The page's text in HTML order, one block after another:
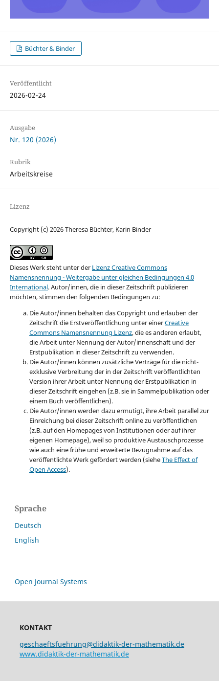
Büchter & Binder
Veröffentlicht
2026-02-24
Ausgabe
Nr. 120 (2026)
Rubrik
Arbeitskreise
Lizenz
Copyright (c) 2026 Theresa Büchter, Karin Binder
Dieses Werk steht unter der Lizenz Creative Commons
Namensnennung - Weitergabe unter gleichen Bedingungen 4.0
International.Autor/innen, die in dieser Zeitschrift publizieren
möchten, stimmen den folgenden Bedingungen zu:
Die Autor/innen behalten das Copyright und erlauben der
Zeitschrift die Erstveröffentlichung unter einerCreative
Commons Namensnennung Lizenz, die es anderen erlaubt,
die Arbeit unter Nennung der Autor/innenschaft und der
Erstpublikation in dieser Zeitschrift zu verwenden.
Die Autor/innen können zusätzliche Verträge für die nicht-
exklusive Verbreitung der in der Zeitschrift veröffentlichten
Version ihrer Arbeit unter Nennung der Erstpublikation in
dieser Zeitschrift eingehen (z.B. sie in Sammelpublikation oder
einem Buch veröffentlichen).
Die Autor/innen werden dazu ermutigt, ihre Arbeit parallel zur
Einreichung bei dieser Zeitschrift online zu veröffentlichen
(z.B. auf den Homepages von Institutionen oder auf ihrer
eigenen Homepage), weil so produktive Austauschprozesse
wie auch eine frühe und erweiterte Bezugnahme auf das
veröffentlichte Werk gefördert werden (sieheThe Effect of
Open Access).
Sprache
Deutsch
English
Open Journal Systems
KONTAKT
geschaeftsfuehrung@didaktik-der-mathematik.de
www.didaktik-der-mathematik.de